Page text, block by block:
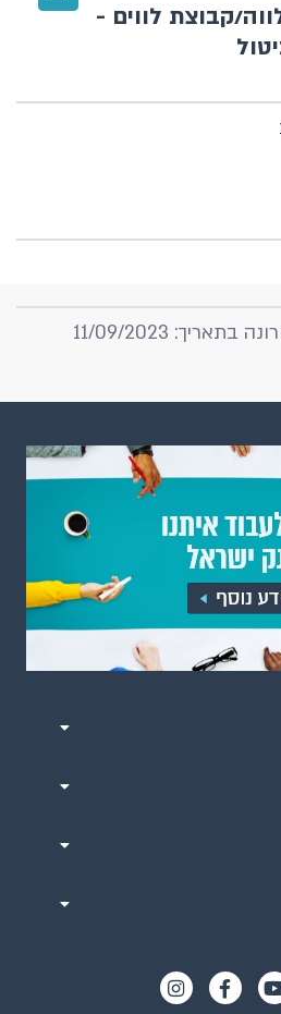
קבוצת לווים -
11/09/2023